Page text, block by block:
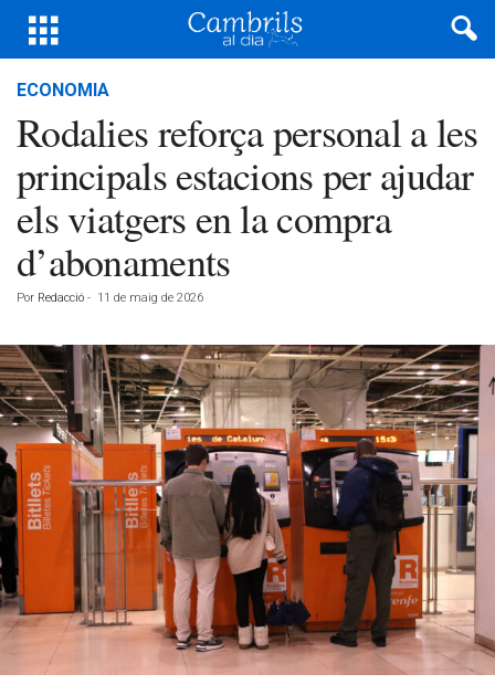
ECONOMIA
Rodalies reforça personal a les
principals estacions per ajudar
els viatgers en la compra
d’abonaments
Por Redacció - 11 de maig de 2026